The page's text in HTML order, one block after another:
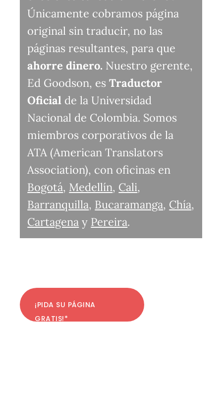
Únicamente cobramos página
original sin traducir, no las
páginas resultantes, para que
ahorre dinero. Nuestro gerente,
Ed Goodson, esTraductor
Oficial de la Universidad
Nacional de Colombia. Somos
miembros corporativos de la
ATA (American Translators
Association), con oficinas en
Bogotá, Medellín, Cali,
Barranquilla, Bucaramanga, Chía,
Cartagena y Pereira.
¡PIDA SU PÁGINA
GRATIS!*